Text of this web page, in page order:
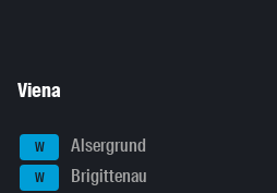
Viena
W Alsergrund
W Brigittenau